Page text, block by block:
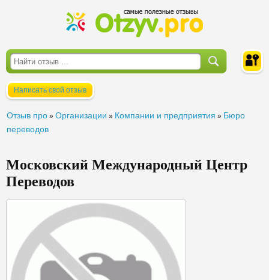
Написать свой отзыв
Отзыв про » Организации » Компании и предприятия » Бюро
переводов
Московский Международный Центр
Переводов